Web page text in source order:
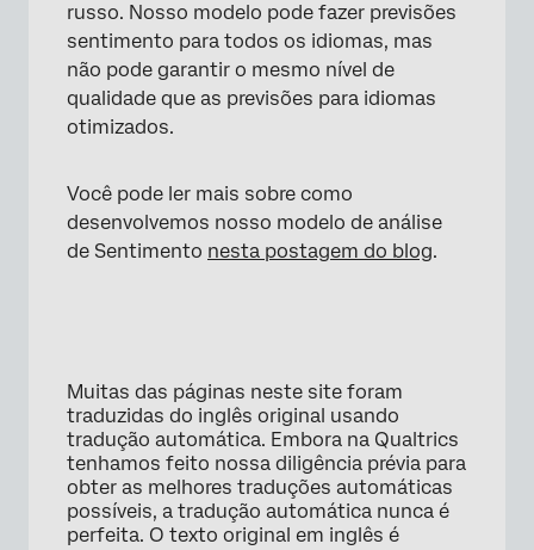
russo. Nosso modelo pode fazer previsões
sentimento para todos os idiomas, mas
não pode garantir o mesmo nível de
qualidade que as previsões para idiomas
otimizados.
Você pode ler mais sobre como
desenvolvemos nosso modelo de análise
de Sentimento nesta postagem do blog.
Muitas das páginas neste site foram
traduzidas do inglês original usando
tradução automática. Embora na Qualtrics
tenhamos feito nossa diligência prévia para
obter as melhores traduções automáticas
possíveis, a tradução automática nunca é
perfeita. O texto original em inglês é